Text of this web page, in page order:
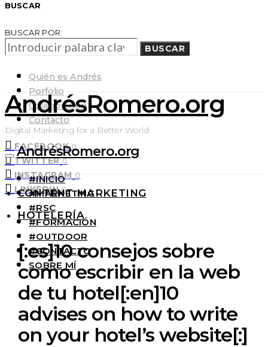
BUSCAR
BUSCAR POR:
BUSCAR
Quién es Andrés
Porfolio
Colaboración
Contacto
FACEBOOK 0
TWITTER 0
INSTAGRAM 0
LINKEDIN 0
AndrésRomero.org
Digital Marketing for a Better World
AndrésRomero.org
#INICIO
#MARKETING
#RSC
#FORMACIÓN
#OUTDOOR
#CONTACTO
SOBRE MÍ
CONTENT MARKETING
HOTELERÍA
[:es]10 consejos sobre
como escribir en la web
de tu hotel[:en]10
advises on how to write
on your hotel’s website[:]